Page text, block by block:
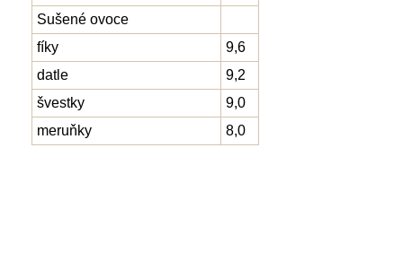
Sušené ovoce
fíky
9,6
datle
9,2
švestky
9,0
meruňky
8,0